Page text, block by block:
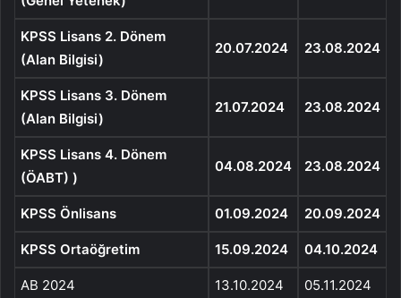
KPSS Lisans 2. Dönem
(Alan Bilgisi)
20.07.2024 23.08.2024
KPSS Lisans 3. Dönem
(Alan Bilgisi)
21.07.2024 23.08.2024
KPSS Lisans 4. Dönem
(ÖABT) )
04.08.2024 23.08.2024
KPSS Önlisans 01.09.2024 20.09.2024
KPSS Ortaöğretim 15.09.2024 04.10.2024
AB 2024 13.10.2024 05.11.2024